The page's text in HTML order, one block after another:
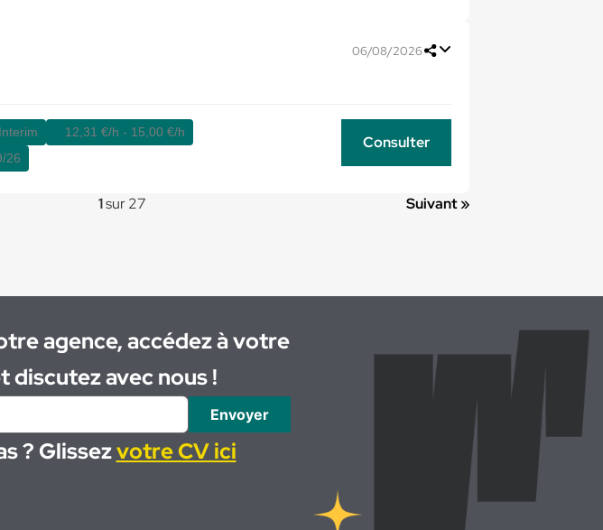
06/08/2026
Interim
12,31 €/h - 15,00 €/h
26
Consulter
1sur 27 Suivant »
agence, accédez à votre
discutez avec nous !
Envoyer
? Glissezvotre CV ici